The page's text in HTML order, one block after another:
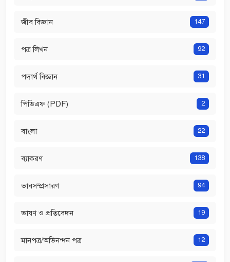
জীব বিজ্ঞান 147
পত্র লিখন 92
পদার্থ বিজ্ঞান 31
পিডিএফ (PDF) 2
বাংলা 22
ব্যাকরণ 138
ভাবসম্প্রসারণ 94
ভাষণ ও প্রতিবেদন 19
মানপত্র/অভিনন্দন পত্র 12